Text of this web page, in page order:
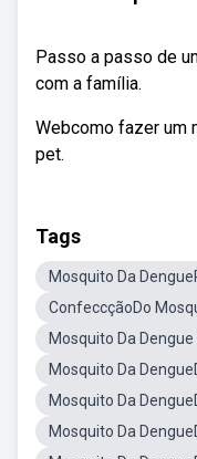
Passo a passo de
com a família.
Webcomo fazer um
pet.
Tags
Mosquito Da
ConfeccçãoDo
Mosquito Da
Mosquito Da
Mosquito Da
Mosquito Da